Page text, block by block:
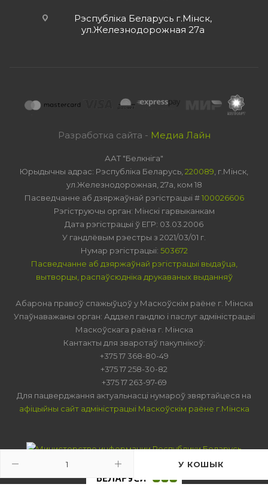
У КОШЫК
Рэспубліка Беларусь г.Мінск,
ул.Железнодорожная 27а
Разработка сайта - Медиа Лайн
ААТ "Белкніга"
Юрыдычны адрас: Рэспубліка Беларусь, 220089 , г.Мінск,
ул.Железнодорожная, 27а, ком 18
Пасведчанне аб дзяржаўнай рэгістрацыі #100026606
Рэгіструючы орган: Мінскі гарвыканкам
Дата рэгістрацыі ў ЕГР: 03.03.2006
У гандлёвым рэестры з 2021/03/01 г.
Нумар рэгістрацыі: 503672
Пасведчанне аб дзяржаўнай рэгістрацыі выдаўца,
вытворцы, распаўсюдніка друкаваных выданняў
Абарона правоў спажыўцоў у Маскоўскім раёне г. Мінска
Упаўнаважаны орган: Аддзел гандлю і паслуг адміністрацыі
Маскоўскага раёна г. Мінска
Кантакты для зваротаў пакупнікоў:
+375 17 368-80-49
+375 17 258-30-82
+375 17 263-97-69
Для пацверджання актуальнасці нумароў звяртайцеся на
афіцыйны сайт адміністрацыі Маскоўскім раёне г.Мінска